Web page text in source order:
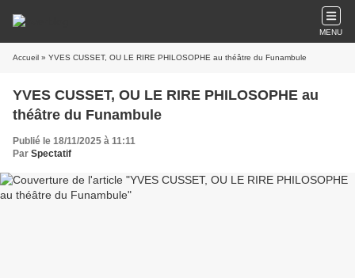
MENU
Accueil » YVES CUSSET, OU LE RIRE PHILOSOPHE au théâtre du Funambule
YVES CUSSET, OU LE RIRE PHILOSOPHE au
théâtre du Funambule
Publié le 18/11/2025 à 11:11
Par Spectatif